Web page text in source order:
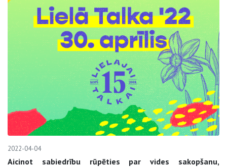
2022-04-04
Aicinot sabiedrību rūpēties par vides sakopšanu,